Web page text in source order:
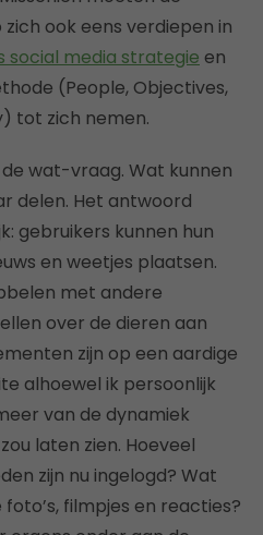
ook eens verdiepen in
social media strategie en
(People, Objectives,
tot zich nemen.
wat-vraag. Wat kunnen
delen. Het antwoord
gebruikers kunnen hun
en weetjes plaatsen.
met andere
over de dieren aan
zijn op een aardige
alhoewel ik persoonlijk
van de dynamiek
laten zien. Hoeveel
zijn nu ingelogd? Wat
filmpjes en reacties?